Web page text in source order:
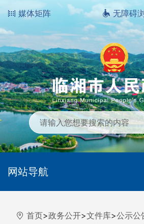
媒体矩阵 无障碍
网站导航
首页>政务公开>文件库>公示公